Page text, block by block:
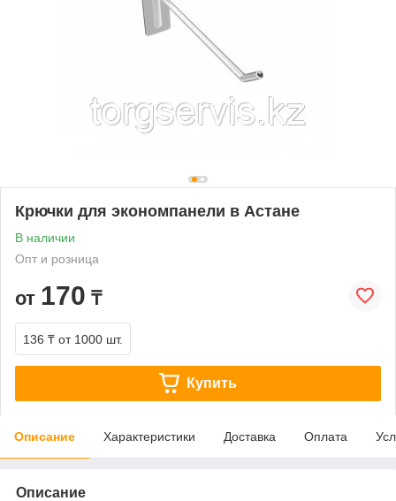
Крючки для экономпанели в Астане
В наличии
Опт и розница
от 170 ₸
136 ₸ от 1000 шт.
Купить
Описание Характеристики Доставка Оплата
Описание